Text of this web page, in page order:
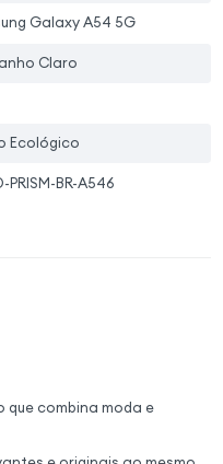
Galaxy A54 5G
Claro
Ecológico
PRISM-BR-A546
combina moda e